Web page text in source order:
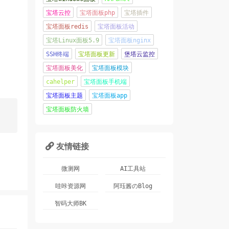
宝塔云控
宝塔面板php
宝塔插件
宝塔面板redis
宝塔面板活动
宝塔Linux面板5.9
宝塔面板nginx
SSH终端
宝塔面板更新
堡塔云监控
宝塔面板美化
宝塔面板模块
cahelper
宝塔面板手机端
宝塔面板主题
宝塔面板app
宝塔面板防火墙
 友情链接
微测网 AI工具站
哇咔资源网 阿珏酱のBlog
智码大师BK